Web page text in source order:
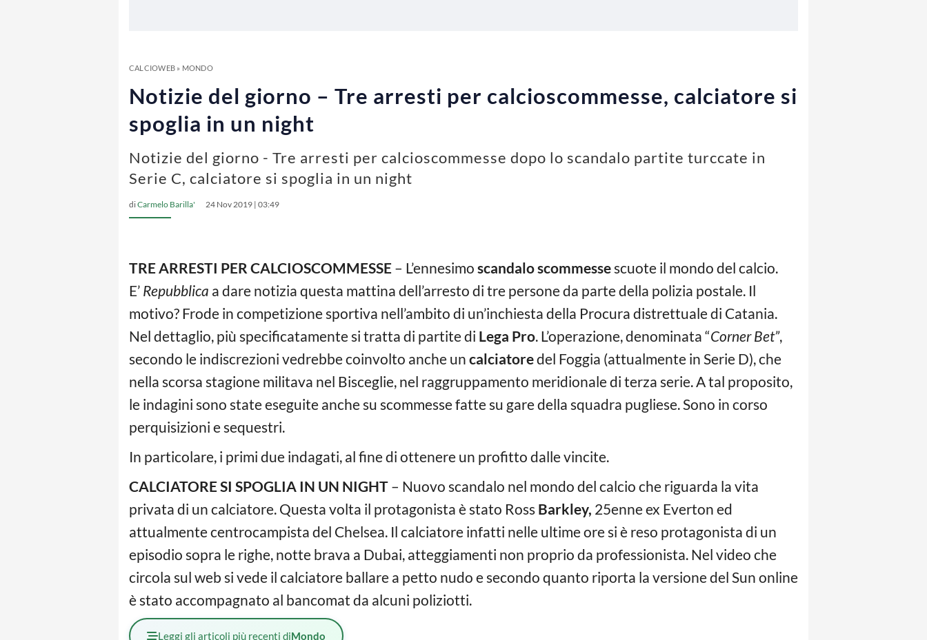
CALCIOWEB» MONDO
Notizie del giorno – Tre arresti per calcioscommesse, calciatore si
spoglia in un night
Notizie del giorno - Tre arresti per calcioscommesse dopo lo scandalo partite turccate in
Serie C, calciatore si spoglia in un night
diCarmelo Barilla' 24 Nov 2019 | 03:49
TRE ARRESTI PER CALCIOSCOMMESSE – L’ennesimo scandalo scommessescuote il mondo del calcio.
E’ Repubblica a dare notizia questa mattina dell’arresto di tre persone da parte della polizia postale. Il
motivo? Frode in competizione sportiva nell’ambito di un’inchiesta della Procura distrettuale di Catania.
Nel dettaglio, più specificatamente si tratta di partite di Lega Pro. L’operazione, denominata “Corner Bet”,
secondo le indiscrezioni vedrebbe coinvolto anche un calciatoredel Foggia (attualmente in Serie D), che
nella scorsa stagione militava nel Bisceglie, nel raggruppamento meridionale di terza serie. A tal proposito,
le indagini sono state eseguite anche su scommesse fatte su gare della squadra pugliese. Sono in corso
perquisizioni e sequestri.
In particolare, i primi due indagati, al fine di ottenere un profitto dalle vincite.
CALCIATORE SI SPOGLIA IN UN NIGHT – Nuovo scandalo nel mondo del calcio che riguarda la vita
privata di un calciatore. Questa volta il protagonista è stato Ross Barkley, 25enne ex Everton ed
attualmente centrocampista del Chelsea. Il calciatore infatti nelle ultime ore si è reso protagonista di un
episodio sopra le righe, notte brava a Dubai, atteggiamenti non proprio da professionista. Nel video che
circola sul web si vede il calciatore ballare a petto nudo e secondo quanto riporta la versione del Sun online
è stato accompagnato al bancomat da alcuni poliziotti.
Leggi gli articoli più recenti diMondo